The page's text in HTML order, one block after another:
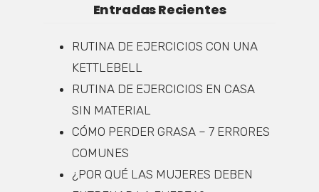
Entradas Recientes
RUTINA DE EJERCICIOS CON UNA
KETTLEBELL
RUTINA DE EJERCICIOS EN CASA
SIN MATERIAL
CÓMO PERDER GRASA – 7 ERRORES
COMUNES
¿POR QUÉ LAS MUJERES DEBEN